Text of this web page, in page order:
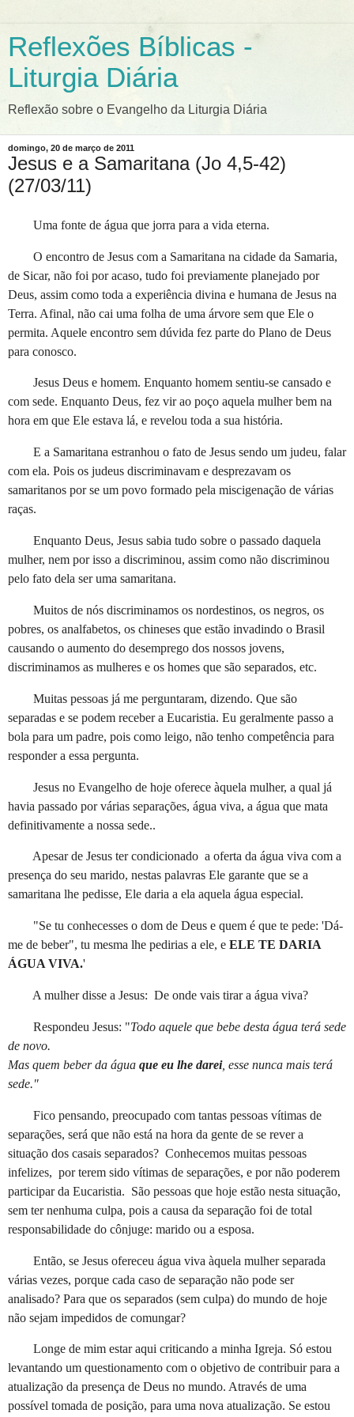
Reflexões Bíblicas -
Liturgia Diária
Reflexão sobre o Evangelho da Liturgia Diária
domingo, 20 de março de 2011
Jesus e a Samaritana (Jo 4,5-42)
(27/03/11)
Uma fonte de água que jorra para a vida eterna.
O encontro de Jesus com a Samaritana na cidade da Samaria,
de Sicar, não foi por acaso, tudo foi previamente planejado por
Deus, assim como toda a experiência divina e humana de Jesus na
Terra. Afinal, não cai uma folha de uma árvore sem que Ele o
permita. Aquele encontro sem dúvida fez parte do Plano de Deus
para conosco.
Jesus Deus e homem. Enquanto homem sentiu-se cansado e
com sede. Enquanto Deus, fez vir ao poço aquela mulher bem na
hora em que Ele estava lá, e revelou toda a sua história.
E a Samaritana estranhou o fato de Jesus sendo um judeu, falar
com ela. Pois os judeus discriminavam e desprezavam os
samaritanos por se um povo formado pela miscigenação de várias
raças.
Enquanto Deus, Jesus sabia tudo sobre o passado daquela
mulher, nem por isso a discriminou, assim como não discriminou
pelo fato dela ser uma samaritana.
Muitos de nós discriminamos os nordestinos, os negros, os
pobres, os analfabetos, os chineses que estão invadindo o Brasil
causando o aumento do desemprego dos nossos jovens,
discriminamos as mulheres e os homes que são separados, etc.
Muitas pessoas já me perguntaram, dizendo. Que são
separadas e se podem receber a Eucaristia. Eu geralmente passo a
bola para um padre, pois como leigo, não tenho competência para
responder a essa pergunta.
Jesus no Evangelho de hoje oferece àquela mulher, a qual já
havia passado por várias separações, água viva, a água que mata
definitivamente a nossa sede..
Apesar de Jesus ter condicionado a oferta da água viva com a
presença do seu marido, nestas palavras Ele garante que se a
samaritana lhe pedisse, Ele daria a ela aquela água especial.
"Se tu conhecesses o dom de Deus e quem é que te pede: 'Dá-
me de beber", tu mesma lhe pedirias a ele, e ELE TE DARIA
ÁGUA VIVA.'
A mulher disse a Jesus: De onde vais tirar a água viva?
Respondeu Jesus: "Todo aquele que bebe desta água terá sede
de novo.
Mas quem beber da água que eu lhe darei, esse nunca mais terá
sede."
Fico pensando, preocupado com tantas pessoas vítimas de
separações, será que não está na hora da gente de se rever a
situação dos casais separados? Conhecemos muitas pessoas
infelizes, por terem sido vítimas de separações, e por não poderem
participar da Eucaristia. São pessoas que hoje estão nesta situação,
sem ter nenhuma culpa, pois a causa da separação foi de total
responsabilidade do cônjuge: marido ou a esposa.
Então, se Jesus ofereceu água viva àquela mulher separada
várias vezes, porque cada caso de separação não pode ser
analisado? Para que os separados (sem culpa) do mundo de hoje
não sejam impedidos de comungar?
Longe de mim estar aqui criticando a minha Igreja. Só estou
levantando um questionamento com o objetivo de contribuir para a
atualização da presença de Deus no mundo. Através de uma
possível tomada de posição, para uma nova atualização. Se estou